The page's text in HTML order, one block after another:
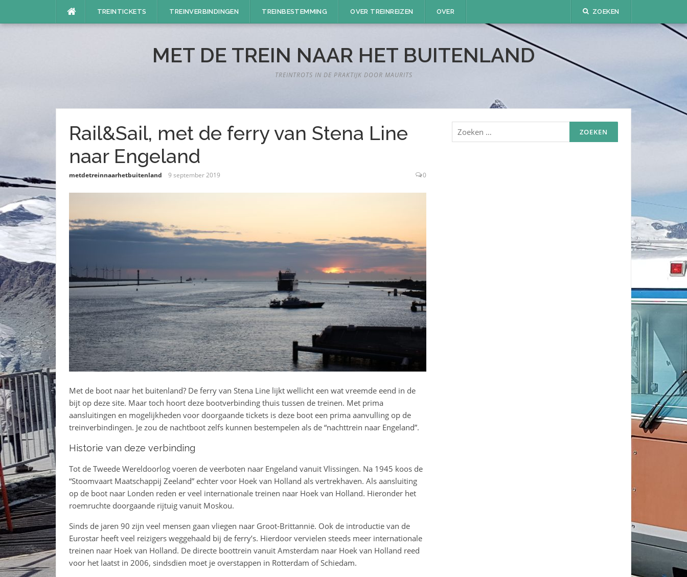
TREINTICKETS TREINVERBINDINGEN TREINBESTEMMING OVER TREINREIZEN OVER ZOEKEN
MET DE TREIN NAAR HET BUITENLAND
TREINTROTS IN DE PRAKTIJK DOOR MAURITS
Rail&Sail, met de ferry van Stena Line
naar Engeland
metdetreinnaarhetbuitenland 9 september 2019 0
Met de boot naar het buitenland? De ferry van Stena Line lijkt wellicht een wat vreemde eend in de
bijt op deze site. Maar toch hoort deze bootverbinding thuis tussen de treinen. Met prima
aansluitingen en mogelijkheden voor doorgaande tickets is deze boot een prima aanvulling op de
treinverbindingen. Je zou de nachtboot zelfs kunnen bestempelen als de “nachttrein naar Engeland”.
Historie van deze verbinding
Tot de Tweede Wereldoorlog voeren de veerboten naar Engeland vanuit Vlissingen. Na 1945 koos de
“Stoomvaart Maatschappij Zeeland” echter voor Hoek van Holland als vertrekhaven. Als aansluiting
op de boot naar Londen reden er veel internationale treinen naar Hoek van Holland. Hieronder het
roemruchte doorgaande rijtuig vanuit Moskou.
Sinds de jaren 90 zijn veel mensen gaan vliegen naar Groot-Brittannië. Ook de introductie van de
Eurostar heeft veel reizigers weggehaald bij de ferry’s. Hierdoor vervielen steeds meer internationale
treinen naar Hoek van Holland. De directe boottrein vanuit Amsterdam naar Hoek van Holland reed
voor het laatst in 2006, sindsdien moet je overstappen in Rotterdam of Schiedam.
Zoeken
naar: